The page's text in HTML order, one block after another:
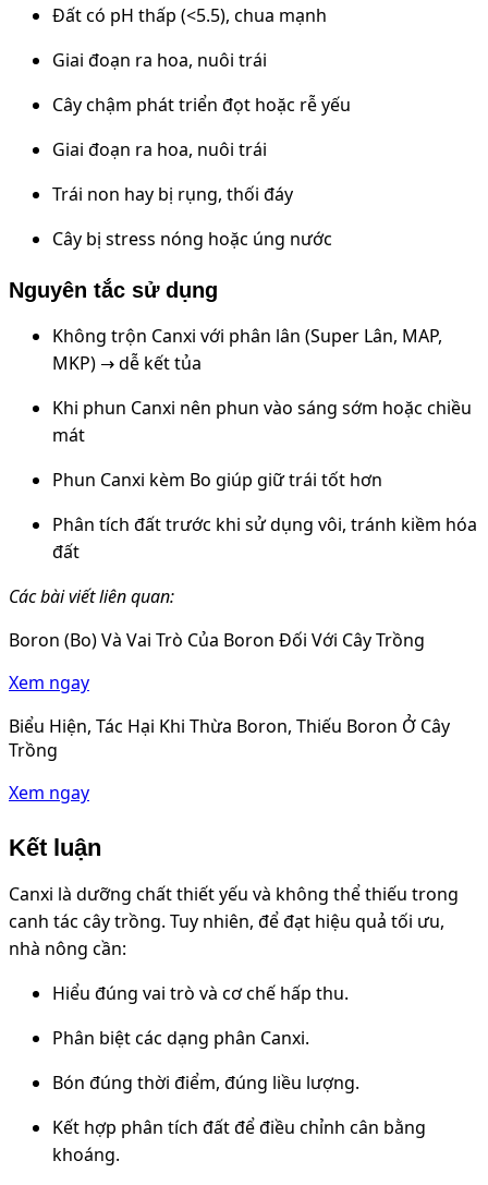
Đất có pH thấp (<5.5), chua mạnh
Giai đoạn ra hoa, nuôi trái
Cây chậm phát triển đọt hoặc rễ yếu
Giai đoạn ra hoa, nuôi trái
Trái non hay bị rụng, thối đáy
Cây bị stress nóng hoặc úng nước
Nguyên tắc sử dụng
Không trộn Canxi với phân lân (Super Lân, MAP,
MKP) → dễ kết tủa
Khi phun Canxi nên phun vào sáng sớm hoặc chiều
mát
Phun Canxi kèm Bo giúp giữ trái tốt hơn
Phân tích đất trước khi sử dụng vôi, tránh kiềm hóa
đất
Các bài viết liên quan:
Boron (Bo) Và Vai Trò Của Boron Đối Với Cây Trồng
Xem ngay
Biểu Hiện, Tác Hại Khi Thừa Boron, Thiếu Boron Ở Cây
Trồng
Xem ngay
Kết luận
Canxi là dưỡng chất thiết yếu và không thể thiếu trong
canh tác cây trồng. Tuy nhiên, để đạt hiệu quả tối ưu,
nhà nông cần:
Hiểu đúng vai trò và cơ chế hấp thu.
Phân biệt các dạng phân Canxi.
Bón đúng thời điểm, đúng liều lượng.
Kết hợp phân tích đất để điều chỉnh cân bằng
khoáng.